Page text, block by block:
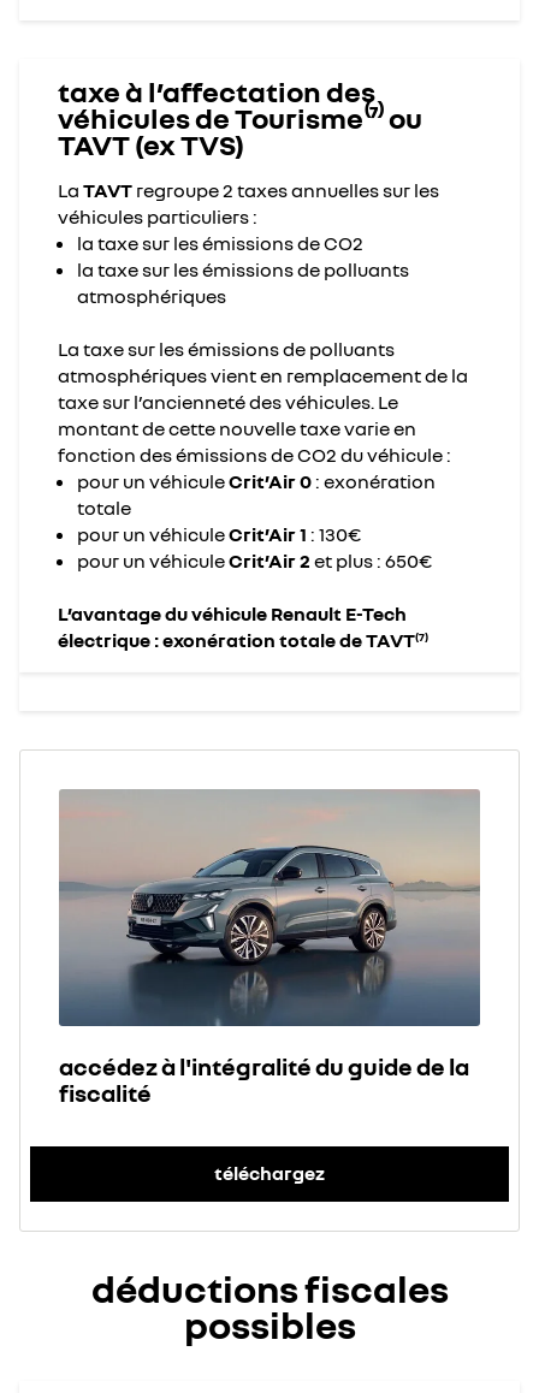
taxe à l’affectation des
véhicules de Tourisme⁽⁷⁾ ou
TAVT (ex TVS)​
La TAVT regroupe 2 taxes annuelles sur les
véhicules particuliers : ​
la taxe sur les émissions de CO2​
la taxe sur les émissions de polluants
atmosphériques​
La taxe sur les émissions de polluants
atmosphériques vient en remplacement de la
taxe sur l’ancienneté des véhicules. Le
montant de cette nouvelle taxe varie en
fonction des émissions de CO2 du véhicule :​
pour un véhiculeCrit’Air 0 : exonération
totale​
pour un véhiculeCrit’Air 1 : 130€​
pour un véhiculeCrit’Air 2 et plus : 650€​
L’avantage du véhicule Renault E-Tech
électrique : exonération totale de TAVT(7)
accédez à l'intégralité du guide de la
fiscalité
téléchargez
déductions fiscales
possibles